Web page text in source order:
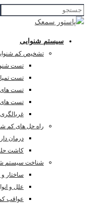
سیستم شنوایی
تشخیص کم
تست
تست
تست های
تست های
راه حل های کم
درمان
کاشت
شناخت سیستم
ساختار
علل و
عواقب